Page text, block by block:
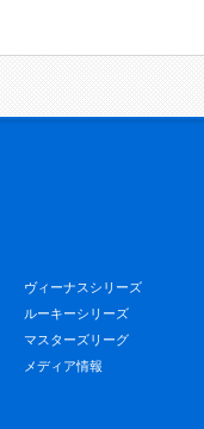
ヴィーナスシリーズ
ルーキーシリーズ
マスターズリーグ
メディア情報